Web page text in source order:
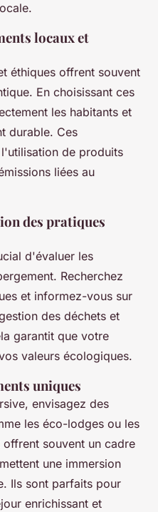
locaux et
éthiques offrent souvent
En choisissant ces
les habitants et
durable. Ces
de produits
liées au
des pratiques
d'évaluer les
Recherchez
et informez-vous sur
des déchets et
garantit que votre
valeurs écologiques.
uniques
envisagez des
les éco-lodges ou les
souvent un cadre
une immersion
Ils sont parfaits pour
enrichissant et